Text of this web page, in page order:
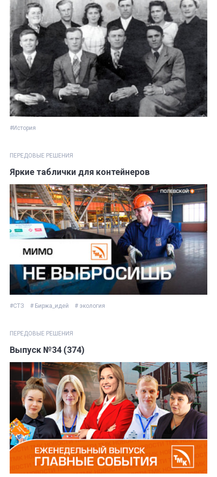
#История
ПЕРЕДОВЫЕ РЕШЕНИЯ
Яркие таблички для контейнеров
#СТЗ # Биржа_идей # экология
ПЕРЕДОВЫЕ РЕШЕНИЯ
Выпуск №34 (374)